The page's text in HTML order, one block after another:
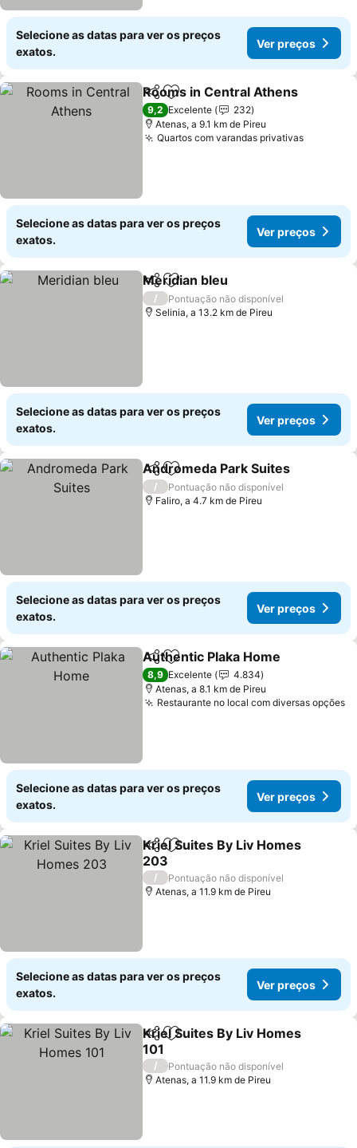
Selecione as datas para ver os preços
exatos.
Ver preços
PartilharAdicionar aos favoritos
Rooms in Central Athens
9,2 Excelente
232
Atenas, a 9.1 km de Pireu
Quartos com varandas privativasVer
Selecione as datas para ver os preços
exatos.
Ver preços
PartilharAdicionar aos favoritos
Meridian bleu
/
Pontuação não disponível
Selinia, a 13.2 km de Pireu
Selecione as datas para ver os preços
exatos.
Ver preços
PartilharAdicionar aos favoritos
Andromeda Park Suites
/
Pontuação não disponível
Faliro, a 4.7 km de Pireu
Selecione as datas para ver os preços
exatos.
Ver preços
PartilharAdicionar aos favoritos
Authentic Plaka Home
8,9 Excelente
4.834
Atenas, a 8.1 km de Pireu
Restaurante no local com diversas opções
Selecione as datas para ver os preços
exatos.
Ver preços
PartilharAdicionar aos favoritos
Kriel Suites By Liv Homes
203
Ver preços
/
Pontuação não disponível
Atenas, a 11.9 km de Pireu
Selecione as datas para ver os preços
exatos.
Ver preços
PartilharAdicionar aos favoritos
Kriel Suites By Liv Homes
101
Ver preços
/
Pontuação não disponível
Atenas, a 11.9 km de Pireu